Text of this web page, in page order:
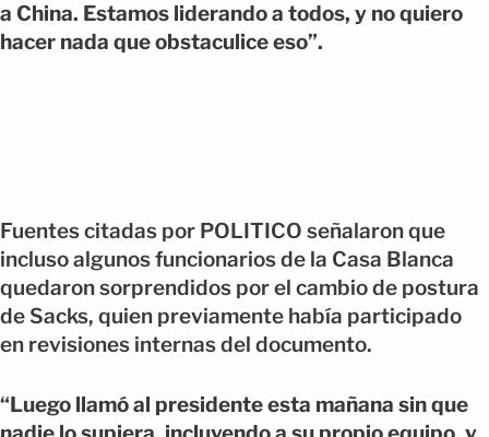
a China. Estamos liderando a todos, y no quiero
hacer nada que obstaculice eso”.
Fuentes citadas por POLITICO señalaron que
incluso algunos funcionarios de la Casa Blanca
quedaron sorprendidos por el cambio de postura
de Sacks, quien previamente había participado
en revisiones internas del documento.
“Luego llamó al presidente esta mañana sin que